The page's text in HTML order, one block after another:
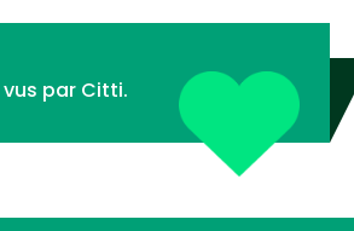
par Citti.